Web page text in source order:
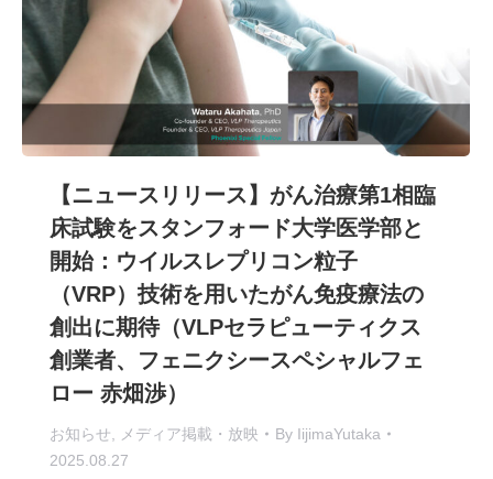
【ニュースリリース】がん治療第1相臨
床試験をスタンフォード大学医学部と
開始：ウイルスレプリコン粒子
（VRP）技術を用いたがん免疫療法の
創出に期待（VLPセラピューティクス
創業者、フェニクシースペシャルフェ
ロー 赤畑渉）
お知らせ メディア掲載・放映 By IijimaYutaka
2025.08.27